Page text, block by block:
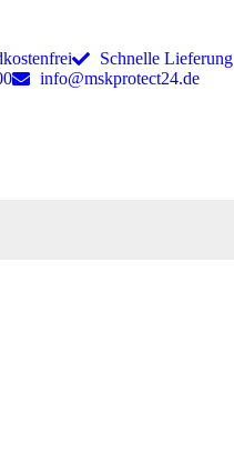
Schnelle Lieferung
info@mskprotect24.de